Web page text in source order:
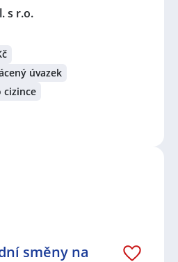
s r.o.
úvazek
cizince
směny na